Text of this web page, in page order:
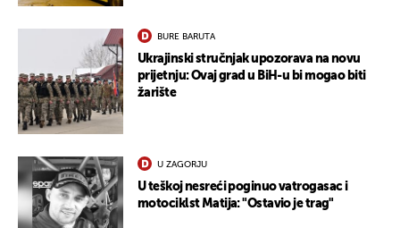
BURE BARUTA
Ukrajinski stručnjak upozorava na novu
prijetnju: Ovaj grad u BiH-u bi mogao biti
žarište
U ZAGORJU
U teškoj nesreći poginuo vatrogasac i
motociklst Matija: "Ostavio je trag"